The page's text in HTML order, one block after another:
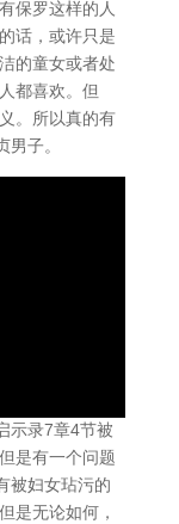
保罗这样的人
话，或许只是
的童女或者处
都喜欢。但
。所以真的有
子。
示录7章4节被
是有一个问题
被妇女玷污的
是无论如何，